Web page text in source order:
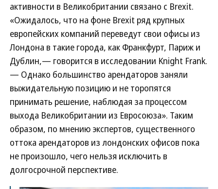
активности в Великобритании связано с Brexit.
«Ожидалось, что на фоне Brexit ряд крупных
европейских компаний переведут свои офисы из
Лондона в такие города, как Франкфурт, Париж и
Дублин,— говорится в исследовании Knight Frank.
— Однако большинство арендаторов заняли
выжидательную позицию и не торопятся
принимать решение, наблюдая за процессом
выхода Великобритании из Евросоюза». Таким
образом, по мнению экспертов, существенного
оттока арендаторов из лондонских офисов пока
не произошло, чего нельзя исключить в
долгосрочной перспективе.